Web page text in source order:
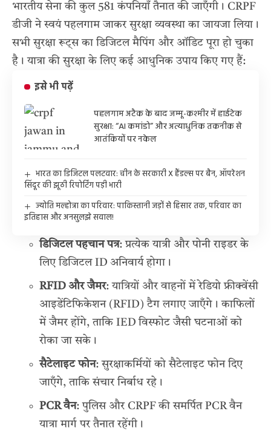
भारतीय सेना की कुल 581 कंपनियाँ तैनात की जाएँगी। CRPF
डीजी ने स्वयं पहलगाम जाकर सुरक्षा व्यवस्था का जायजा लिया।
सभी सुरक्षा रूट्स का डिजिटल मैपिंग और ऑडिट पूरा हो चुका
है। यात्रा की सुरक्षा के लिए कई आधुनिक उपाय किए गए हैं:
इसे भी पढ़ें
पहलगाम अटैक के बाद जम्मू-कश्मीर में हाईटेक
सुरक्षा: “AI कमांडो” और अत्याधुनिक तकनीक से
आतंकियों पर नकेल
भारत का डिजिटल पलटवार: चीन के सरकारी X हैंडल्स पर बैन, ऑपरेशन
सिंदूर की झूठी रिपोर्टिंग पड़ी भारी
ज्योति मल्होत्रा का परिवार: पाकिस्तानी जड़ों से हिसार तक, परिवार का
इतिहास और अनसुलझे सवाल!
डिजिटल पहचान पत्र: प्रत्येक यात्री और पोनी राइडर के
लिए डिजिटल ID अनिवार्य होगा।
RFID और जैमर: यात्रियों और वाहनों में रेडियो फ्रीक्वेंसी
आइडेंटिफिकेशन (RFID) टैग लगाए जाएँगे। काफिलों
में जैमर होंगे, ताकि IED विस्फोट जैसी घटनाओं को
रोका जा सके।
सैटेलाइट फोन: सुरक्षाकर्मियों को सैटेलाइट फोन दिए
जाएँगे, ताकि संचार निर्बाध रहे।
PCR वैन: पुलिस और CRPF की समर्पित PCR वैन
यात्रा मार्ग पर तैनात रहेंगी।